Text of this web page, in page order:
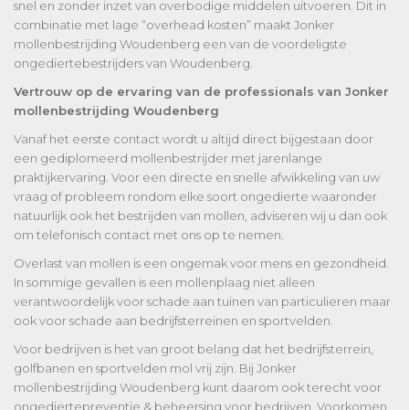
snel en zonder inzet van overbodige middelen uitvoeren. Dit in
combinatie met lage “overhead kosten” maakt Jonker
mollenbestrijding Woudenberg een van de voordeligste
ongediertebestrijders van Woudenberg.
Vertrouw op de ervaring van de professionals van Jonker
mollenbestrijding Woudenberg
Vanaf het eerste contact wordt u altijd direct bijgestaan door
een gediplomeerd mollenbestrijder met jarenlange
praktijkervaring. Voor een directe en snelle afwikkeling van uw
vraag of probleem rondom elke soort ongedierte waaronder
natuurlijk ook het bestrijden van mollen, adviseren wij u dan ook
om telefonisch contact met ons op te nemen.
Overlast van mollen is een ongemak voor mens en gezondheid.
In sommige gevallen is een mollenplaag niet alleen
verantwoordelijk voor schade aan tuinen van particulieren maar
ook voor schade aan bedrijfsterreinen en sportvelden.
Voor bedrijven is het van groot belang dat het bedrijfsterrein,
golfbanen en sportvelden mol vrij zijn. Bij Jonker
mollenbestrijding Woudenberg kunt daarom ook terecht voor
ongediertepreventie & beheersing voor bedrijven. Voorkomen